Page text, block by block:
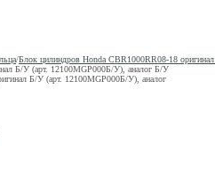
/Блок цилиндров Honda CBR1000RR08-18
Б/У (арт. 12100MGP000Б/У), аналог Б/У